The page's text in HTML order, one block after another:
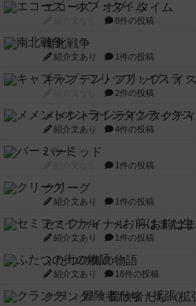
エコーズ・オブ・タイム
8件の投稿
南北戦争
紹介文あり 1件の投稿
キャプテン・フリップ：イ
2件の投稿
メメントオンラインタクテ
紹介文あり 4件の投稿
パーミッド
1件の投稿
クリーグ
紹介文あり 1件の投稿
セミファイナル ～お前は
紹介文あり 1件の投稿
ふたつの街の物語
紹介文あり 18件の投稿
クランク! ：冒険者たち（拡